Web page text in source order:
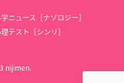
ニュース［ナゾロジー］
テスト［シンリ］
nijimen.